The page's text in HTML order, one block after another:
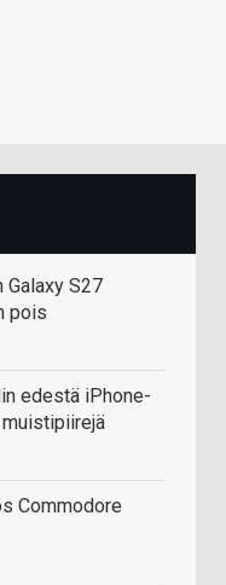
Galaxy S27
pois
edestä iPhone-
Commodore